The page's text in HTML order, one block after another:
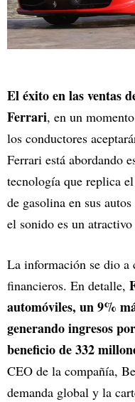
El éxito en las ventas
Ferrari, en un
los conductores
Ferrari está abordando
tecnología que replica
de gasolina en sus
el sonido es un
La información se dio a
financieros. En detalle,
automóviles, un 9%
generando ingresos
beneficio de 332
CEO de la compañía,
demanda global y la